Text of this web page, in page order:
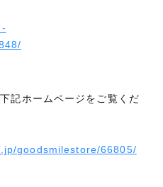
記ホームページをご覧くだ
goodsmilestore/66805/